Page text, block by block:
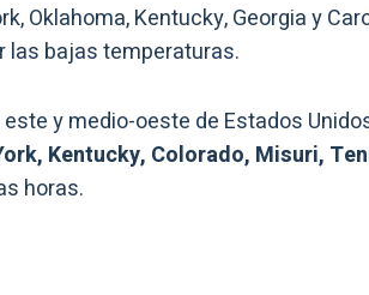
Oklahoma, Kentucky, Georgia y
las bajas temperaturas.
este y medio-oeste de Estados
Kentucky, Colorado, Misuri,
horas.